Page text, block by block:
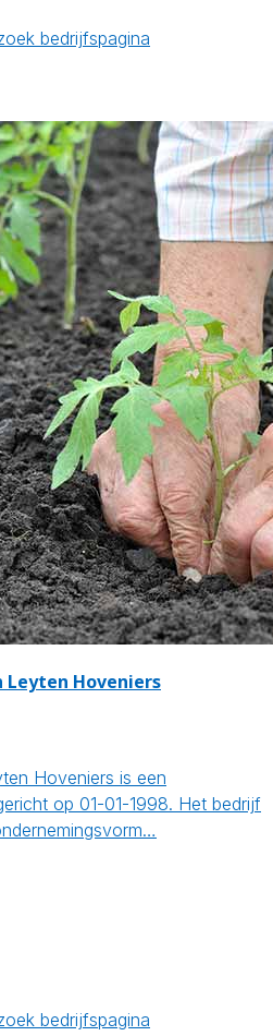
bedrijfspagina
Leyten Hoveniers
Hoveniers is een
op 01-01-1998. Het bedrijf
bedrijfspagina